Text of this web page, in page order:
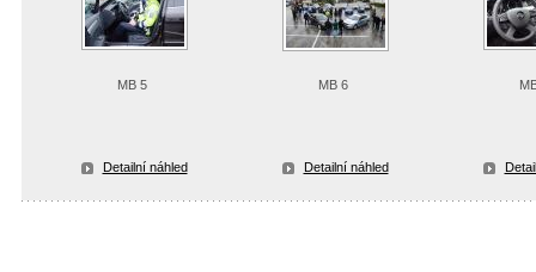
MB 5
Detailní náhled
MB 6
Detailní náhled